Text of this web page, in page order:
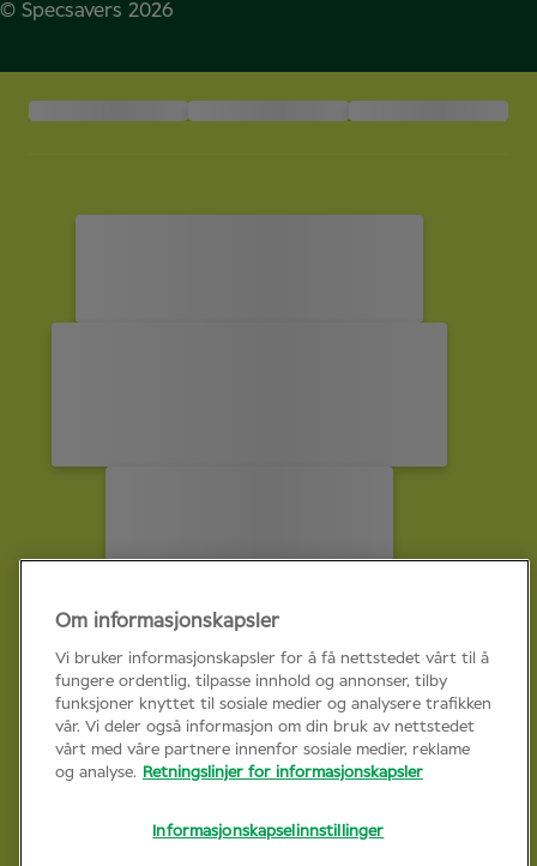
© Specsavers 2026
Om informasjonskapsler
Vi bruker informasjonskapsler for å få nettstedet vårt til å
fungere ordentlig, tilpasse innhold og annonser, tilby
funksjoner knyttet til sosiale medier og analysere trafikken
vår. Vi deler også informasjon om din bruk av nettstedet
vårt med våre partnere innenfor sosiale medier, reklame
og analyse.
Retningslinjer for informasjonskapsler
Informasjonskapselinnstillinger